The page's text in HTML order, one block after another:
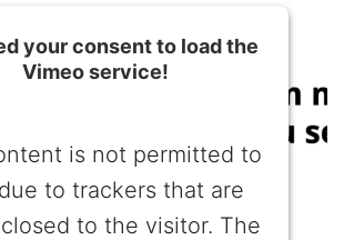
your consent to load the
Vimeo service!
is not permitted to
to trackers that are
to the visitor. The